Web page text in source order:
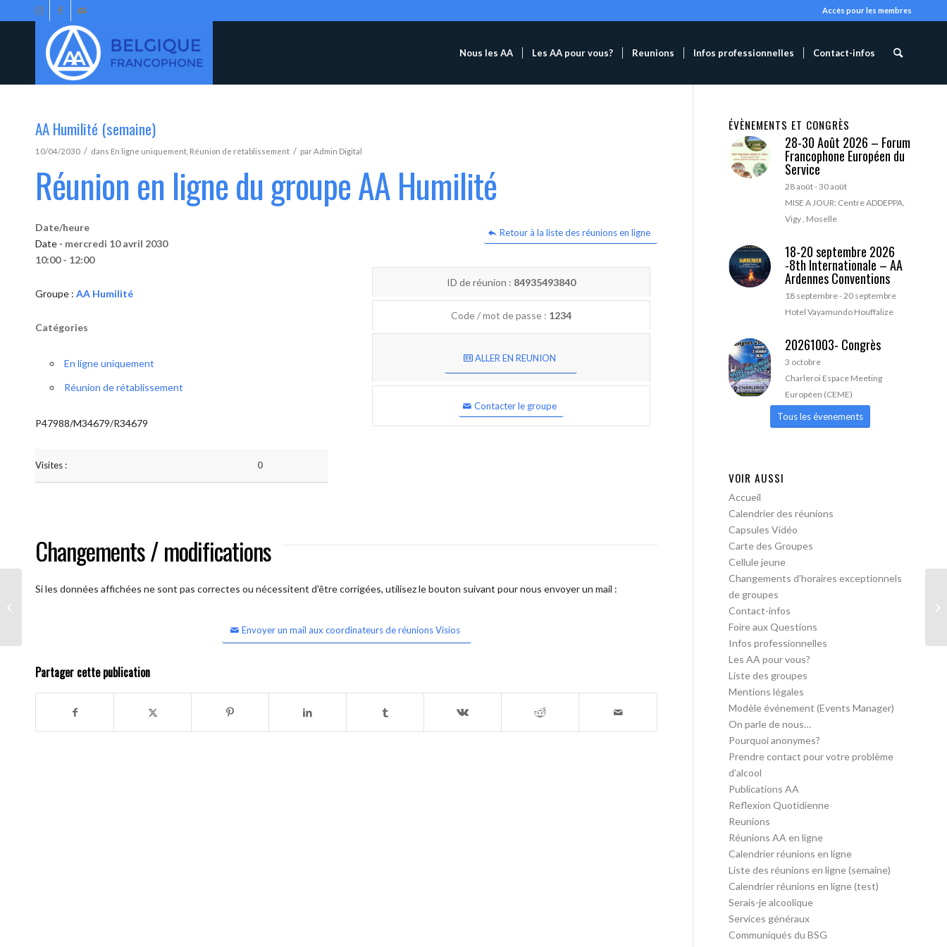
Accès pour les membres
Nous les AA Les AA pour vous? Reunions Infos professionnelles Contact-infos
AA Humilité (semaine)
10/04/2030 / dans En ligne uniquement Réunion de rétablissement / parAdmin Digital
Réunion en ligne du groupe AA Humilité
Retour à la liste des réunions en ligne
Date/heure
Date - mercredi 10 avril 2030
10:00 - 12:00
Groupe : AA Humilité
Catégories
En ligne uniquement
Réunion de rétablissement
P47988/M34679/R34679
Visites : 0
ID de réunion : 84935493840
Code / mot de passe : 1234
ALLER EN REUNION
Contacter le groupe
Changements / modifications
Si les données affichées ne sont pas correctes ou nécessitent d'être corrigées, utilisez le bouton suivant pour nous envoyer un mail :
Envoyer un mail aux coordinateurs de réunions Visios
Partager cette publication
ÉVÈNEMENTS ET CONGRÈS
28-30 Août 2026 – Forum
Francophone Européen du
Service
28 août-30 août
MISE A JOUR: Centre ADDEPPA,
Vigy , Moselle
18-20 septembre 2026
-8th Internationale – AA
Ardennes Conventions
18 septembre-20 septembre
Hotel Vayamundo Houffalize
20261003- Congrès
3 octobre
Charleroi Espace Meeting
Européen (CEME)
Tous les évenements
VOIR AUSSI
Accueil
Calendrier des réunions
Capsules Vidéo
Carte des Groupes
Cellule jeune
Changements d’horaires exceptionnels
de groupes
Contact-infos
Foire aux Questions
Infos professionnelles
Les AA pour vous?
Liste des groupes
Mentions légales
Modèle événement (Events Manager)
On parle de nous…
Pourquoi anonymes?
Prendre contact pour votre problème
d’alcool
Publications AA
Reflexion Quotidienne
Reunions
Réunions AA en ligne
Calendrier réunions en ligne
Liste des réunions en ligne (semaine)
Calendrier réunions en ligne (test)
Serais-je alcoolique
Services généraux
Communiqués du BSG